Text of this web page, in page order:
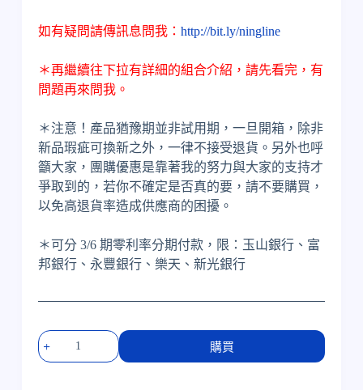
如有疑問請傳訊息問我： http://bit.ly/ningline
＊再繼續往下拉有詳細的組合介紹，請先看完，有
問題再來問我。
＊注意！產品猶豫期並非試用期，一旦開箱，除非
新品瑕疵可換新之外，一律不接受退貨。另外也呼
籲大家，團購優惠是靠著我的努力與大家的支持才
爭取到的，若你不確定是否真的要，請不要購買，
以免高退貨率造成供應商的困擾。
＊可分 3/6 期零利率分期付款，限：玉山銀行、富
邦銀行、永豐銀行、樂天、新光銀行
Burmester
035
前
購買